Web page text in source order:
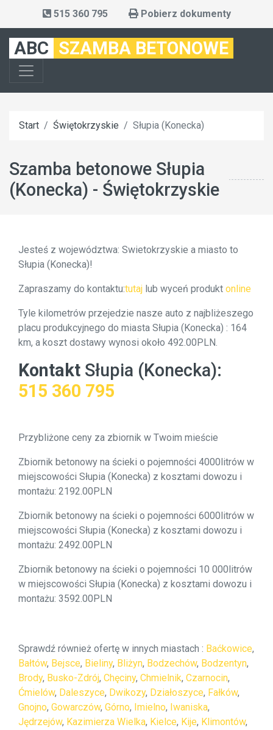
515 360 795 Pobierz dokumenty
ABC SZAMBA BETONOWE
Start Świętokrzyskie Słupia (Konecka)
Szamba betonowe Słupia
(Konecka) - Świętokrzyskie
Jesteś z województwa: Swietokrzyskie a miasto to
Słupia (Konecka)!
Zapraszamy do kontaktu:tutaj lub wyceń produkt online
Tyle kilometrów przejedzie nasze auto z najbliżeszego
placu produkcyjnego do miasta Słupia (Konecka) : 164
km, a koszt dostawy wynosi około 492.00PLN.
Kontakt Słupia (Konecka):
515 360 795
Przybliżone ceny za zbiornik w Twoim mieście
Zbiornik betonowy na ścieki o pojemności 4000litrów w
miejscowości Słupia (Konecka) z kosztami dowozu i
montażu: 2192.00PLN
Zbiornik betonowy na ścieki o pojemności 6000litrów w
miejscowości Słupia (Konecka) z kosztami dowozu i
montażu: 2492.00PLN
Zbiornik betonowy na ścieki o pojemności 10 000litrów
w miejscowości Słupia (Konecka) z kosztami dowozu i
montażu: 3592.00PLN
Sprawdź również ofertę w innych miastach : Baćkowice,
Bałtów, Bejsce, Bieliny, Bliżyn, Bodzechów, Bodzentyn,
Brody, Busko-Zdrój, Chęciny, Chmielnik, Czarnocin,
Ćmielów, Daleszyce, Dwikozy, Działoszyce, Fałków,
Gnojno, Gowarczów, Górno, Imielno, Iwaniska,
Jędrzejów, Kazimierza Wielka, Kielce, Kije, Klimontów,